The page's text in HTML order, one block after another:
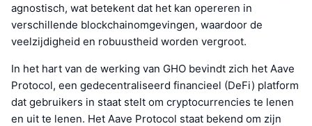
agnostisch, wat betekent dat het kan opereren in
verschillende blockchainomgevingen, waardoor de
veelzijdigheid en robuustheid worden vergroot.
In het hart van de werking van GHO bevindt zich het Aave
Protocol, een gedecentraliseerd financieel (DeFi) platform
dat gebruikers in staat stelt om cryptocurrencies te lenen
en uit te lenen. Het Aave Protocol staat bekend om zijn